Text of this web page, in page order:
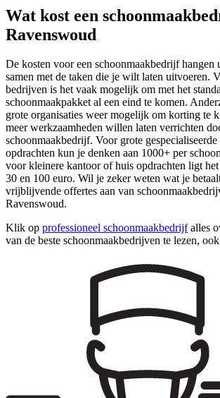
Wat kost een
Ravenswoud
De kosten voor een schoonmaakbedrijf hangen
samen met de taken die je wilt laten uitvoeren.
bedrijven is het vaak mogelijk om met het
schoonmaakpakket al een eind te komen.
grote organisaties weer mogelijk om korting te
meer werkzaamheden willen laten verrichten
schoonmaakbedrijf. Voor grote gespecialiseerde
opdrachten kun je denken aan 1000+ per
voor kleinere kantoor of huis opdrachten ligt het
30 en 100 euro. Wil je zeker weten wat je
vrijblijvende offertes aan van
Ravenswoud.
Klik op professioneel schoonmaakbedrijfalles
van de beste schoonmaakbedrijven te lezen,